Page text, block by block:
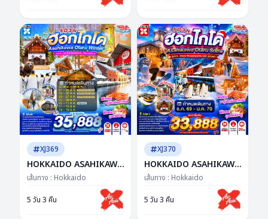
XJ369
HOKKAIDO ASAHIKAWA
OTARU WINTER 5D 3N
BY XJ -- NOV - DEC'26 --
ซุปตาร์...ฮอกไกโด ฟีล
เทพนิยาย...ใจละลายทั้งทริป
เส้นทาง : Hokkaido
5 วัน 3 คืน
XJ370
HOKKAIDO ASAHIKAWA
OTARU SNOW 5D 3N BY
XJ -- DEC'26 - JAN'27 --
ซุปตาร์...Winter
Wonderland หิมะไม่พัก
เส้นทาง : Hokkaido
5 วัน 3 คืน